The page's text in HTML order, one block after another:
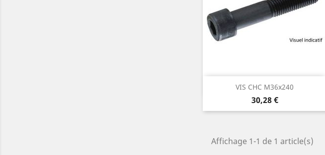
VIS CHC M36x240
Prix
30,28 €
Aperçu rapide
Affichage 1-1 de 1 article(s)